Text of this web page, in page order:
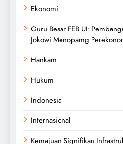
Ekonomi
Guru Besar FEB UI:
Jokowi Menopamg
Hankam
Hukum
Indonesia
Internasional
Kemajuan Signifikan